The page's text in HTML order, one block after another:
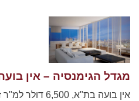
מגדל הגימנסיה – אין
אין בועה בת"א,